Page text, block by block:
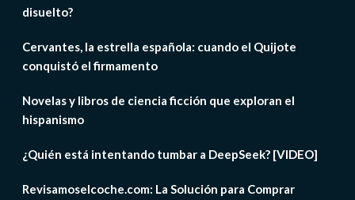
disuelto?
Cervantes, la estrella española: cuando el Quijote
conquistó el firmamento
Novelas y libros de ciencia ficción que exploran el
hispanismo
¿Quién está intentando tumbar a DeepSeek? [VIDEO]
Revisamoselcoche.com: La Solución para Comprar